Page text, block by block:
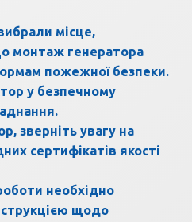
місце,
монтаж генератора
пожежної безпеки.
у безпечному
зверніть увагу на
сертифікатів якості
необхідно
щодо